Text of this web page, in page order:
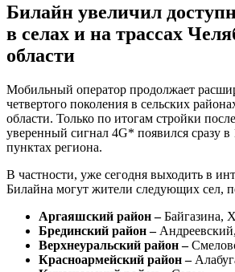
Билайн увеличил
в селах и на трассах
области
Мобильный оператор продолжает
четвертого поколения в сельских
области. Только по итогам стройки
уверенный сигнал 4G* появился сразу
пунктах региона.
В частности, уже сегодня выходить в
Билайна могут жители следующих сел,
Аргаяшский район –Байгазина,
Брединский район –
Верхнеуральский район –
Красноармейский район –